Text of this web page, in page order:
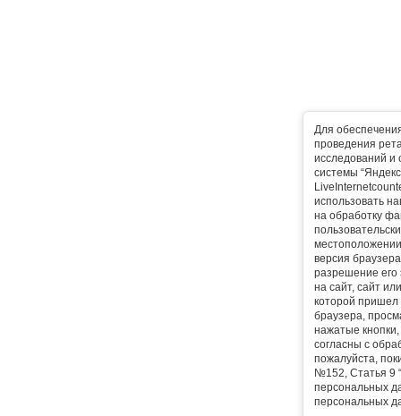
Для
проведения
исследований и
системы
использовать
на обработку
версия
разрешение его
на сайт, сайт
которой пришел
браузера,
нажатые
согласны с
пожалуйста,
№152, Статья 9
персональных
персональных